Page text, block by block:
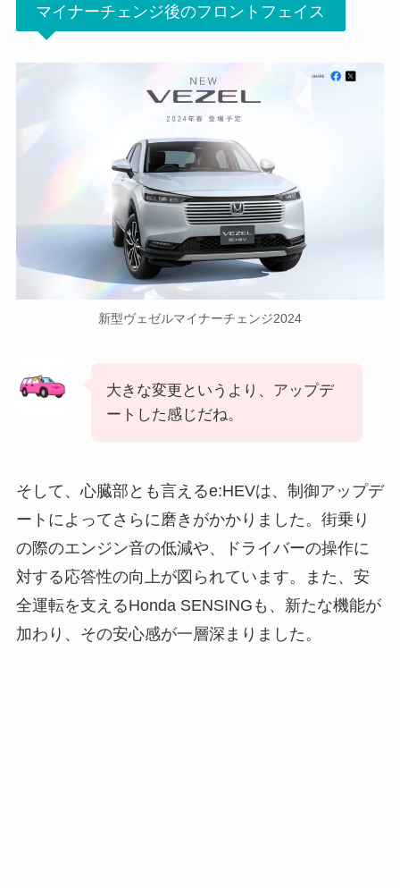
マイナーチェンジ後のフロントフェイス
新型ヴェゼルマイナーチェンジ2024
大きな変更というより、アップデ
ートした感じだね。
そして、心臓部とも言えるe:HEVは、制御アップデ
ートによってさらに磨きがかかりました。街乗り
の際のエンジン音の低減や、ドライバーの操作に
対する応答性の向上が図られています。また、安
全運転を支えるHonda SENSINGも、新たな機能が
加わり、その安心感が一層深まりました。